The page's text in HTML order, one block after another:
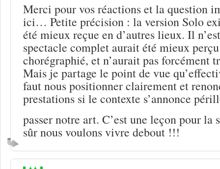
Merci pour vos réactions et la question
ici… Petite précision : la version Solo
été mieux reçue en d’autres lieux. Il
spectacle complet aurait été mieux
chorégraphié, et n’aurait pas forcément
Mais je partage le point de vue
faut nous positionner clairement et
prestations si le contexte s’annonce
passer notre art. C’est une leçon pour la
sûr nous voulons vivre debout !!!